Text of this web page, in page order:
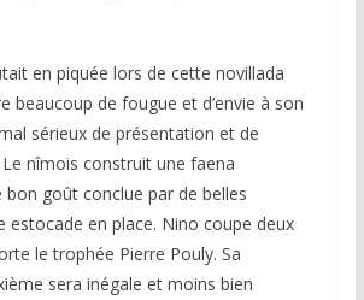
en piquée lors de cette novillada
beaucoup de fougue et d’envie à son
sérieux de présentation et de
nîmois construit une faena
bon goût conclue par de belles
estocade en place. Nino coupe deux
le trophée Pierre Pouly. Sa
sera inégale et moins bien